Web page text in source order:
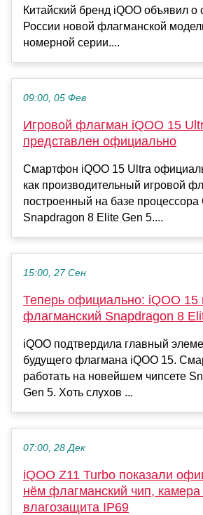
Китайский бренд iQOO объявил о
России новой флагманской
номерной серии....
09:00, 05 Фев
Игровой флагман iQOO 15
представлен официально
Смартфон iQOO 15 Ultra
как производительный игровой
построенный на базе процессора
Snapdragon 8 Elite Gen 5....
15:00, 27 Сен
Теперь официально: iQOO 15
флагманский Snapdragon 8
iQOO подтвердила главный
будущего флагмана iQOO 15.
работать на новейшем чипсете
Gen 5. Хоть слухов ...
07:00, 28 Дек
iQOO Z11 Turbo показали
нём флагманский чип,
влагозащита IP69